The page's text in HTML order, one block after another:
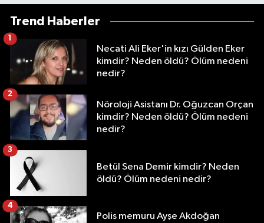
Trend Haberler
Necati Ali Eker'in kızı Gülden Eker
kimdir? Neden öldü? Ölüm nedeni
nedir?
1
Nöroloji Asistanı Dr. Oğuzcan Orçan
kimdir? Neden öldü? Ölüm nedeni
nedir?
2
Betül Sena Demir kimdir? Neden
öldü? Ölüm nedeni nedir?
3
Polis memuru Ayşe Akdoğan
4